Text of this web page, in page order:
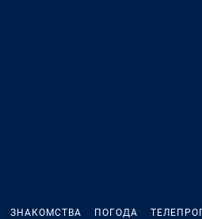
ЗНАКОМСТВА ПОГОДА